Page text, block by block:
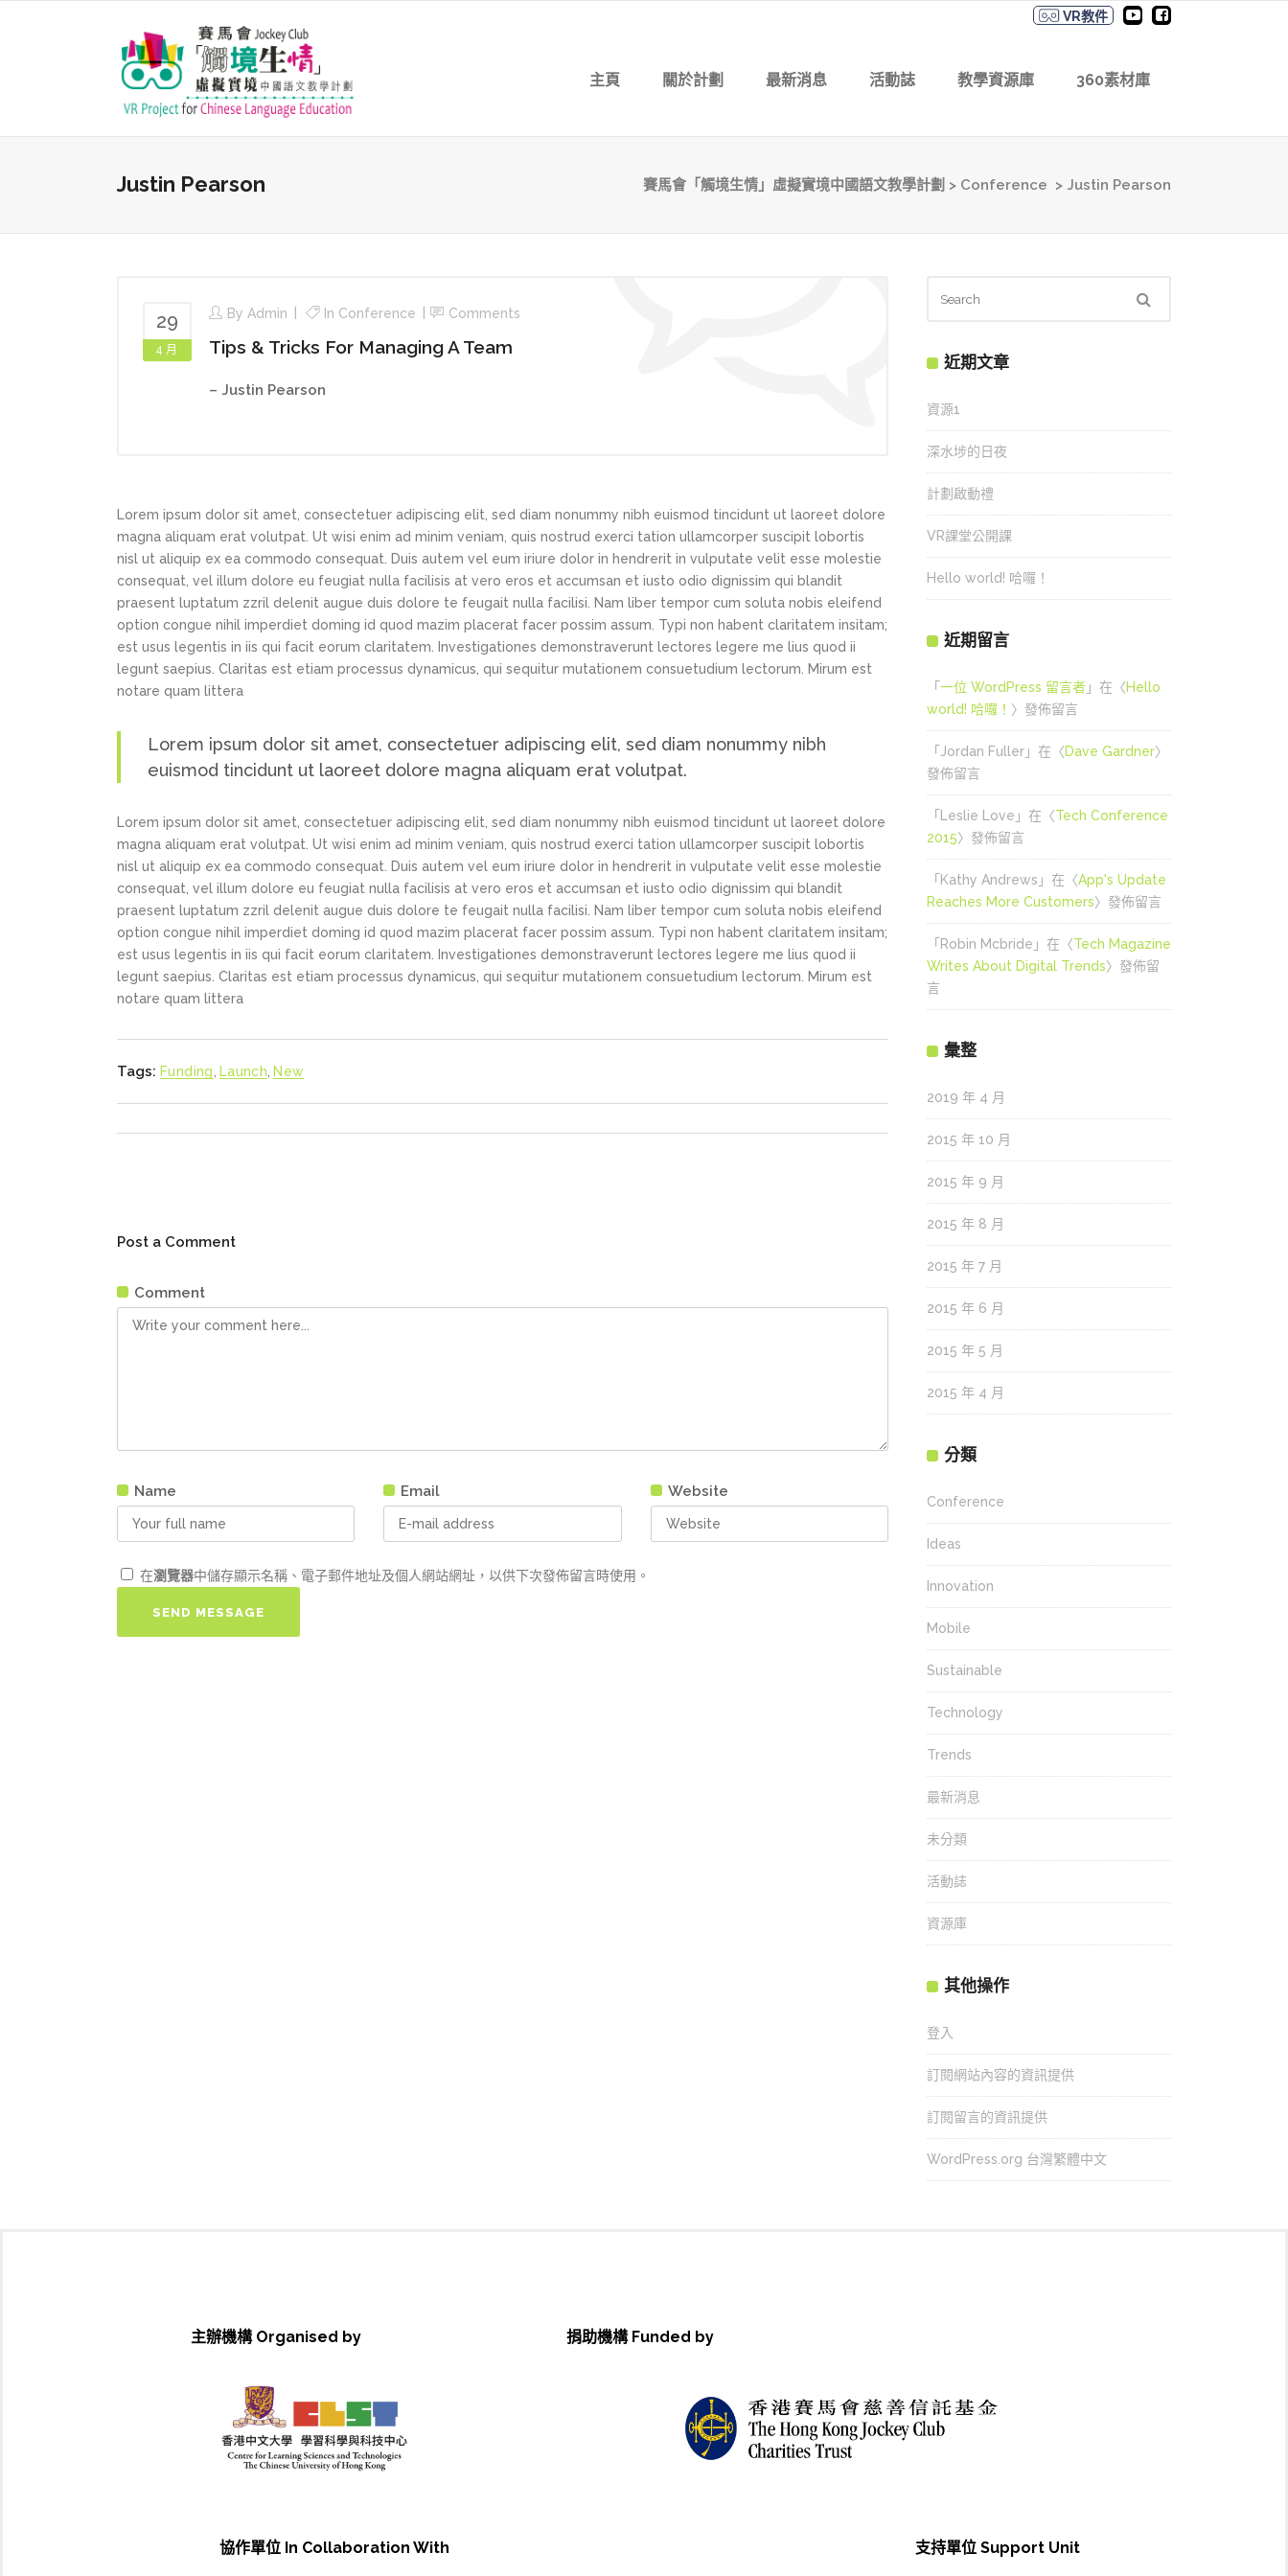
VR教件
主頁 關於計劃 最新消息 活動誌 教學資源庫 360素材庫
Justin Pearson 賽馬會「觸境生情」虛擬實境中國語文教學計劃 > Conference > Justin Pearson
29
4 月
By Admin In Conference Comments
Tips & Tricks For Managing A Team
– Justin Pearson
Lorem ipsum dolor sit amet, consectetuer adipiscing elit, sed diam nonummy nibh euismod tincidunt ut laoreet dolore
magna aliquam erat volutpat. Ut wisi enim ad minim veniam, quis nostrud exerci tation ullamcorper suscipit lobortis
nisl ut aliquip ex ea commodo consequat. Duis autem vel eum iriure dolor in hendrerit in vulputate velit esse molestie
consequat, vel illum dolore eu feugiat nulla facilisis at vero eros et accumsan et iusto odio dignissim qui blandit
praesent luptatum zzril delenit augue duis dolore te feugait nulla facilisi. Nam liber tempor cum soluta nobis eleifend
option congue nihil imperdiet doming id quod mazim placerat facer possim assum. Typi non habent claritatem insitam;
est usus legentis in iis qui facit eorum claritatem. Investigationes demonstraverunt lectores legere me lius quod ii
legunt saepius. Claritas est etiam processus dynamicus, qui sequitur mutationem consuetudium lectorum. Mirum est
notare quam littera
Lorem ipsum dolor sit amet, consectetuer adipiscing elit, sed diam nonummy nibh
euismod tincidunt ut laoreet dolore magna aliquam erat volutpat.
Lorem ipsum dolor sit amet, consectetuer adipiscing elit, sed diam nonummy nibh euismod tincidunt ut laoreet dolore
magna aliquam erat volutpat. Ut wisi enim ad minim veniam, quis nostrud exerci tation ullamcorper suscipit lobortis
nisl ut aliquip ex ea commodo consequat. Duis autem vel eum iriure dolor in hendrerit in vulputate velit esse molestie
consequat, vel illum dolore eu feugiat nulla facilisis at vero eros et accumsan et iusto odio dignissim qui blandit
praesent luptatum zzril delenit augue duis dolore te feugait nulla facilisi. Nam liber tempor cum soluta nobis eleifend
option congue nihil imperdiet doming id quod mazim placerat facer possim assum. Typi non habent claritatem insitam;
est usus legentis in iis qui facit eorum claritatem. Investigationes demonstraverunt lectores legere me lius quod ii
legunt saepius. Claritas est etiam processus dynamicus, qui sequitur mutationem consuetudium lectorum. Mirum est
notare quam littera
Tags: Funding Launch New
Post a Comment
Comment
Name Email Website
在瀏覽器中儲存顯示名稱、電子郵件地址及個人網站網址，以供下次發佈留言時使用。
近期文章
資源1
深水埗的日夜
計劃啟動禮
VR課堂公開課
Hello world! 哈囉！
近期留言
「 一位 WordPress 留言者 」在〈Hello
world! 哈囉！ 〉發佈留言
「 Jordan Fuller 」在〈Dave Gardner〉
發佈留言
「 Leslie Love 」在〈Tech Conference
2015〉發佈留言
「 Kathy Andrews 」在〈App's Update
Reaches More Customers〉發佈留言
「 Robin Mcbride 」在〈Tech Magazine
Writes About Digital Trends〉發佈留
言
彙整
2019 年 4 月
2015 年 10 月
2015 年 9 月
2015 年 8 月
2015 年 7 月
2015 年 6 月
2015 年 5 月
2015 年 4 月
分類
Conference
Ideas
Innovation
Mobile
Sustainable
Technology
Trends
最新消息
未分類
活動誌
資源庫
其他操作
登入
訂閱網站內容的資訊提供
訂閱留言的資訊提供
WordPress.org 台灣繁體中文
主辦機構 Organised by 捐助機構 Funded by
協作單位 In Collaboration With 支持單位 Support Unit